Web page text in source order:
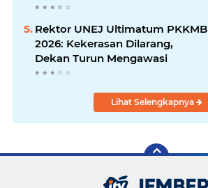
Rektor UNEJ Ultimatum PKKMB
2026: Kekerasan Dilarang,
Dekan Turun Mengawasi
Lihat Selengkapnya